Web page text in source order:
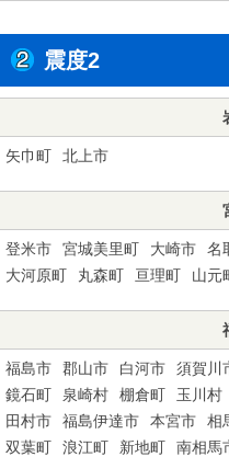
震度2
矢巾町 北上市
登米市 宮城美里町 大崎市 名
大河原町
丸森町 亘理町 山元
福島市 郡山市 白河市 須賀川
鏡石町
泉崎村 棚倉町 玉川村
田村市
福島伊達市 本宮市 相
双葉町
浪江町 新地町 南相馬